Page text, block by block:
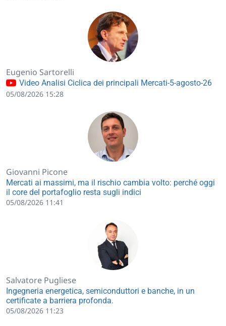
Eugenio Sartorelli
Video Analisi Ciclica dei principali Mercati-5-agosto-26
05/08/2026 15:28
Giovanni Picone
Mercati ai massimi, ma il rischio cambia volto: perché oggi
il core del portafoglio resta sugli indici
05/08/2026 11:41
Salvatore Pugliese
Ingegneria energetica, semiconduttori e banche, in un
certificate a barriera profonda.
05/08/2026 11:23